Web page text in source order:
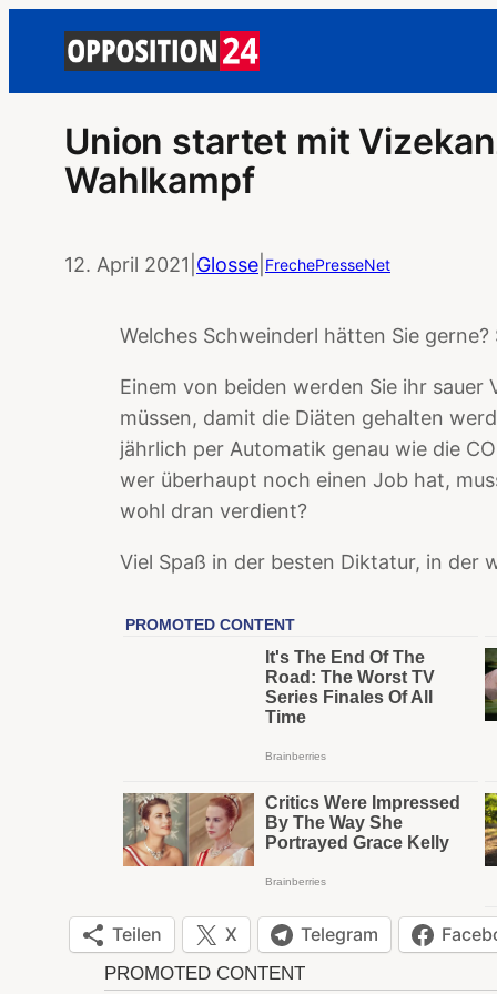
Union startet mit
Wahlkampf
12. April 2021 Glosse FrechePresseNet
Welches Schweinderl hätten Sie
Einem von beiden werden Sie ihr sauer
müssen, damit die Diäten gehalten
jährlich per Automatik genau wie die
wer überhaupt noch einen Job hat,
wohl dran verdient?
Viel Spaß in der besten Diktatur, in der
Teilen X Telegram